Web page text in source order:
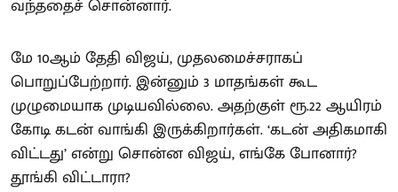
வந்ததைச் சொன்னார்.
மே 10ஆம் தேதி விஜய், முதலமைச்சராகப்
பொறுப்பேற்றார். இன்னும் 3 மாதங்கள் கூட
முழுமையாக முடியவில்லை. அதற்குள் ரூ.22 ஆயிரம்
கோடி கடன் வாங்கி இருக்கிறார்கள். ‘கடன் அதிகமாகி
விட்டது’ என்று சொன்ன விஜய், எங்கே போனார்?
தூங்கி விட்டாரா?